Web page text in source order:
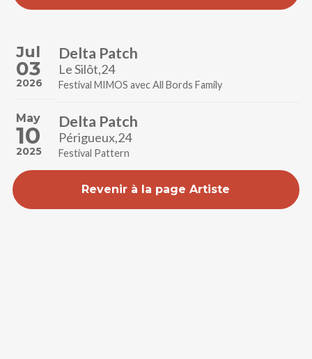
Jul
03
2026
Delta Patch
Le Silôt,24
Festival MIMOS avec All Bords Family
May
10
2025
Delta Patch
Périgueux,24
Festival Pattern
Revenir à la page Artiste